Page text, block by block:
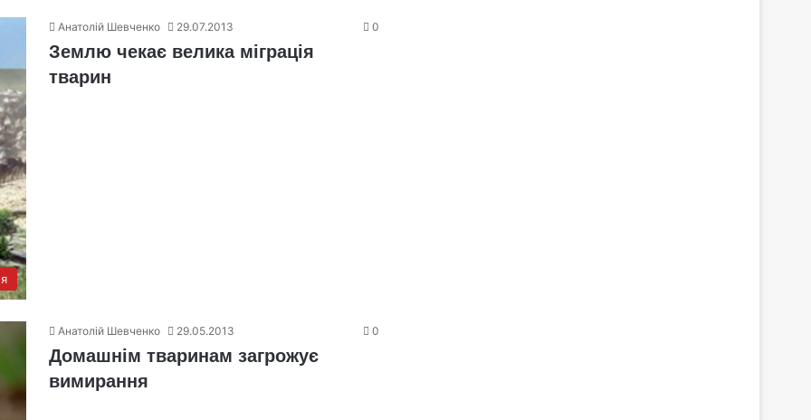
Анатолій Шевченко 29.07.2013 0
Землю чекає велика міграція
тварин
Анатолій Шевченко 29.05.2013 0
Домашнім тваринам загрожує
вимирання